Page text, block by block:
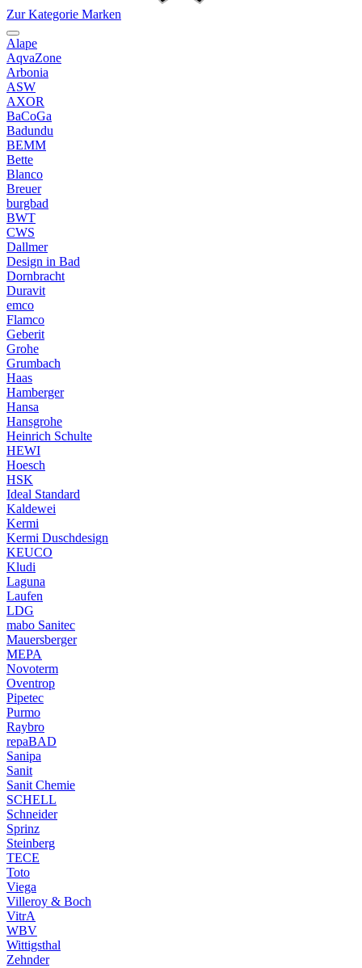
Zur Kategorie Marken
Alape
AqvaZone
Arbonia
ASW
AXOR
BaCoGa
Badundu
BEMM
Bette
Blanco
Breuer
burgbad
BWT
CWS
Dallmer
Design in Bad
Dornbracht
Duravit
emco
Flamco
Geberit
Grohe
Grumbach
Haas
Hamberger
Hansa
Hansgrohe
Heinrich Schulte
HEWI
Hoesch
HSK
Ideal Standard
Kaldewei
Kermi
Kermi Duschdesign
KEUCO
Kludi
Laguna
Laufen
LDG
mabo Sanitec
Mauersberger
MEPA
Novoterm
Oventrop
Pipetec
Purmo
Raybro
repaBAD
Sanipa
Sanit
Sanit Chemie
SCHELL
Schneider
Sprinz
Steinberg
TECE
Toto
Viega
Villeroy & Boch
VitrA
WBV
Wittigsthal
Zehnder